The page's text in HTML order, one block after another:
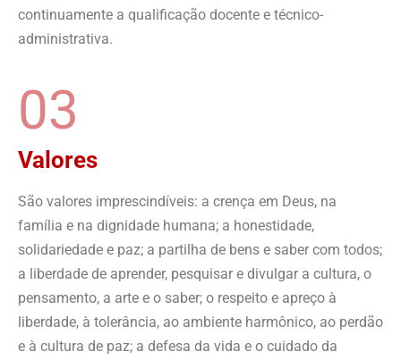
continuamente a qualificação docente e técnico-
administrativa.
Valores
03
São valores imprescindíveis: a crença em Deus, na
família e na dignidade humana; a honestidade,
solidariedade e paz; a partilha de bens e saber com todos;
a liberdade de aprender, pesquisar e divulgar a cultura, o
pensamento, a arte e o saber; o respeito e apreço à
liberdade, à tolerância, ao ambiente harmônico, ao perdão
e à cultura de paz; a defesa da vida e o cuidado da